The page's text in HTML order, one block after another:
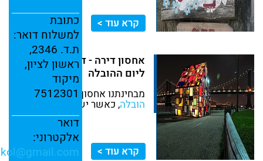
כתובת
למשלוח דואר:
ת.ד. 2346,
ראשון לציון,
מיקוד
7512301
דואר
אלקטרוני:
gmail.com
קרא עוד >
אחסון דירה - דגשים חשובים
ליום ההובלה
מבחינתנו אחסון דירה זה קודם כל
הובלה, כאשר יש צוות סבלים...
קרא עוד >